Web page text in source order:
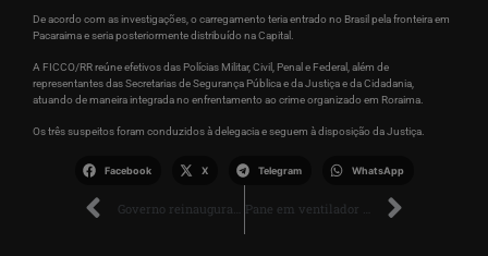
De acordo com as investigações, o carregamento teria entrado no Brasil pela fronteira em
Pacaraima e seria posteriormente distribuído na Capital.
A FICCO/RR reúne efetivos das Polícias Militar, Civil, Penal e Federal, além de
representantes das Secretarias de Segurança Pública e da Justiça e da Cidadania,
atuando de maneira integrada no enfrentamento ao crime organizado em Roraima.
Os três suspeitos foram conduzidos à delegacia e seguem à disposição da Justiça.
Facebook X Telegram WhatsApp
Governo reinaugura Escola Ana Libória depois de 26 anos sem obras estruturais Pane em ventilador provoca fogo em imóvel residencial no Buritis